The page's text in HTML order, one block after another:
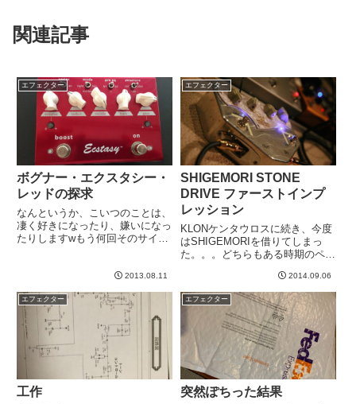
関連記事
エフェクター
ボグナー・エクスタシー・
レッドの探求
なんというか、こいつのことは、
凄く好きになったり、嫌いになっ
たりしますwもう何回そのサイク
てみました。Ch1のクリーンには
まあ、合う。いい感じにカッコい
い音も出せた。このとき、...
2013.08.11
エフェクター
SHIGEMORI STONE
DRIVE ファーストインプ
レッション
KLONケンタウロスに続き、今度
はSHIGEMORIを借りてしまっ
た。。。どちらもある時期のペダ
ンドグラフ様もそうですね。
SHIGEMORIとランドグラフ様は
どちらが時期的に早いんでしょう
か。誰か教えてください...
2014.09.06
エフェクター
工作
エフェクター
突然ぽちった結果